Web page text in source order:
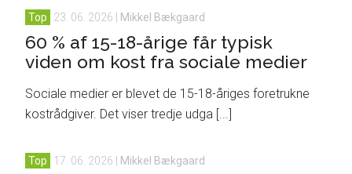
Top 23. 06. 2026 Mikkel Bækgaard
60 % af 15-18-årige får typisk
viden om kost fra sociale medier
Sociale medier er blevet de 15-18-åriges foretrukne
kostrådgiver. Det viser tredje udga [...]
Top 17. 06. 2026 Mikkel Bækgaard